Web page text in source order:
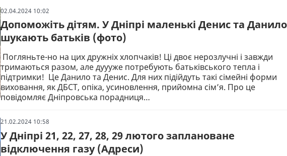
02.04.2024 10:02
Допоможіть дітям. У Дніпрі маленькі Денис та Данило
шукають батьків (фото)
Погляньте-но на цих дружніх хлопчаків! Ці двоє нерозлучні і завжди
тримаються разом, але дуууже потребують батьківського тепла і
підтримки! Це Данило та Денис. Для них підійдуть такі сімейні форми
виховання, як ДБСТ, опіка, усиновлення, прийомна сім’я. Про це
повідомляє Дніпровська порадниця…
21.02.2024 10:58
У Дніпрі 21, 22, 27, 28, 29 лютого заплановане
відключення газу (Адреси)